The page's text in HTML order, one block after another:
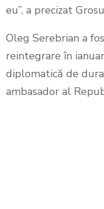
eu”, a precizat Grosu
Oleg Serebrian a
reintegrare în
diplomatică de
ambasador al